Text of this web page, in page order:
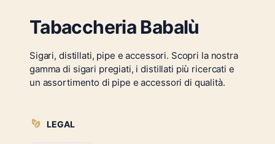
Tabaccheria Babalù
Sigari, distillati, pipe e accessori. Scopri la nostra
gamma di sigari pregiati, i distillati più ricercati e
un assortimento di pipe e accessori di qualità.
LEGAL